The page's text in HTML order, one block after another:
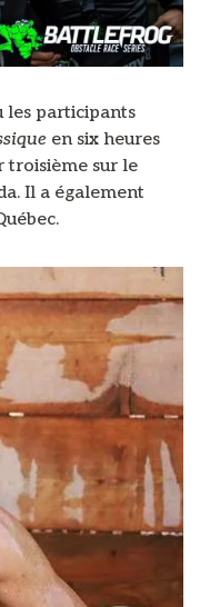
les participants
en six heures
troisième sur le
Il a également